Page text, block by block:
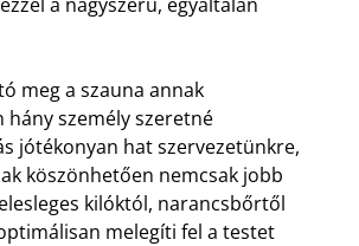
meg a szauna annak
személy szeretné
jótékonyan hat szervezetünkre,
köszönhetően nemcsak jobb
kilóktól, narancsbőrtől
melegíti fel a testet